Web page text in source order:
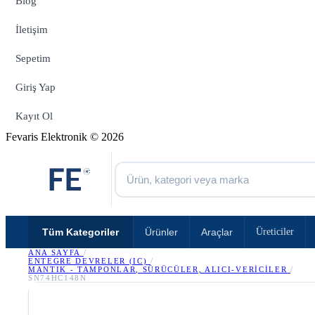
İletişim
Sepetim
Giriş Yap
Kayıt Ol
Fevaris Elektronik © 2026
Tüm Kategoriler Ürünler Araçlar Üreticiler
ANA SAYFA /
ENTEGRE DEVRELER (IC) /
MANTIK - TAMPONLAR, SÜRÜCÜLER, ALICI-VERICILER /
SN74HC148N